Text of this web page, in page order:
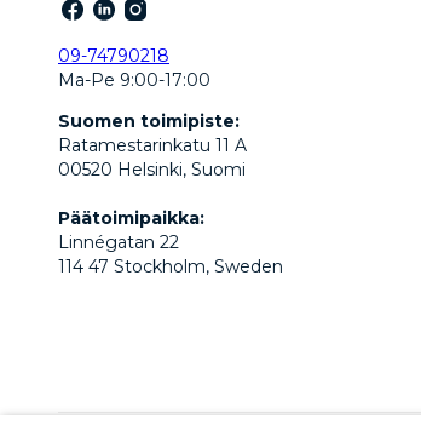
09-74790218
Ma-Pe 9:00-17:00
Suomen toimipiste:
Ratamestarinkatu 11 A
00520 Helsinki, Suomi
Päätoimipaikka:
Linnégatan 22
114 47 Stockholm, Sweden